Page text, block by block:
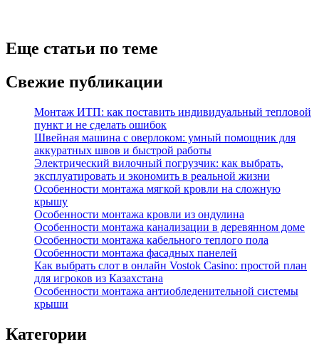
Еще статьи по теме
Свежие публикации
Монтаж ИТП: как поставить индивидуальный тепловой
пункт и не сделать ошибок
Швейная машина с оверлоком: умный помощник для
аккуратных швов и быстрой работы
Электрический вилочный погрузчик: как выбрать,
эксплуатировать и экономить в реальной жизни
Особенности монтажа мягкой кровли на сложную
крышу
Особенности монтажа кровли из ондулина
Особенности монтажа канализации в деревянном доме
Особенности монтажа кабельного теплого пола
Особенности монтажа фасадных панелей
Как выбрать слот в онлайн Vostok Casino: простой план
для игроков из Казахстана
Особенности монтажа антиобледенительной системы
крыши
Категории